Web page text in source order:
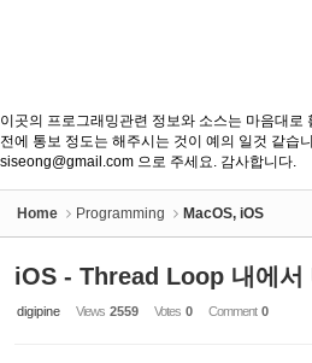
이곳의 프로그래밍관련 정보와 소스는 마음대로
전에 통보 정도는 해주시는 것이 예의 일것 같습
siseong@gmail.com 으로 주세요. 감사합니다.
Home Programming MacOS, iOS
iOS - Thread Loop 내에서
digipine Views 2559 Votes 0 Comment 0